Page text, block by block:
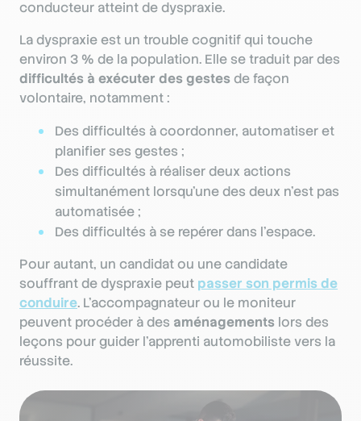
conducteur atteint de dyspraxie.
La dyspraxie est un trouble cognitif qui touche
environ 3 % de la population. Elle se traduit par des
difficultés à exécuter des gestesde façon
volontaire, notamment :
Des difficultés à coordonner, automatiser et
planifier ses gestes ;
Des difficultés à réaliser deux actions
simultanément lorsqu’une des deux n’est pas
automatisée ;
Des difficultés à se repérer dans l’espace.
Pour autant, un candidat ou une candidate
souffrant de dyspraxie peut passer son permis de
conduire. L’accompagnateur ou le moniteur
peuvent procéder à des aménagements lors des
leçons pour guider l’apprenti automobiliste vers la
réussite.